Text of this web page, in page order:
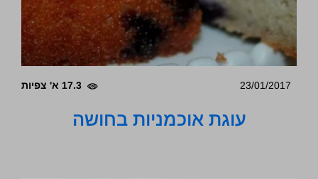
23/01/2017 17.3 א' צפיות
עוגת אוכמניות בחושה